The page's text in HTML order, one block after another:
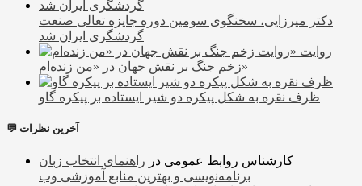
دکتر میرزایی، سخنگوی سومین دوره جایزه تعالی صنعت
گردشگری ایران شد
روایت
زخم جنگ بر نقش جهان در «من زنده‌ام»
ظرف نقره به شکل پیکره دو شیر ایستاده بر پیکره گاو
💬 آخرین نظرات
کارشناس روابط عمومی در راهنمای انتخاب زبان
برنامه‌نویسی و بهترین منابع آموزشی وب